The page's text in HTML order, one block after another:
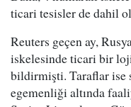
ticari tesisler de dahil
Reuters geçen ay,
iskelesinde ticari bir
bildirmişti. Taraflar ise
egemenliği altında